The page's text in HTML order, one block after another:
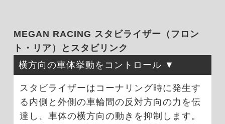
MEGAN RACING スタビライザー（フロン
ト・リア）とスタビリンク
横方向の車体挙動をコントロール
スタビライザーはコーナリング時に発生す
る内側と外側の車輪間の反対方向の力を伝
達し、車体の横方向の動きを抑制します。